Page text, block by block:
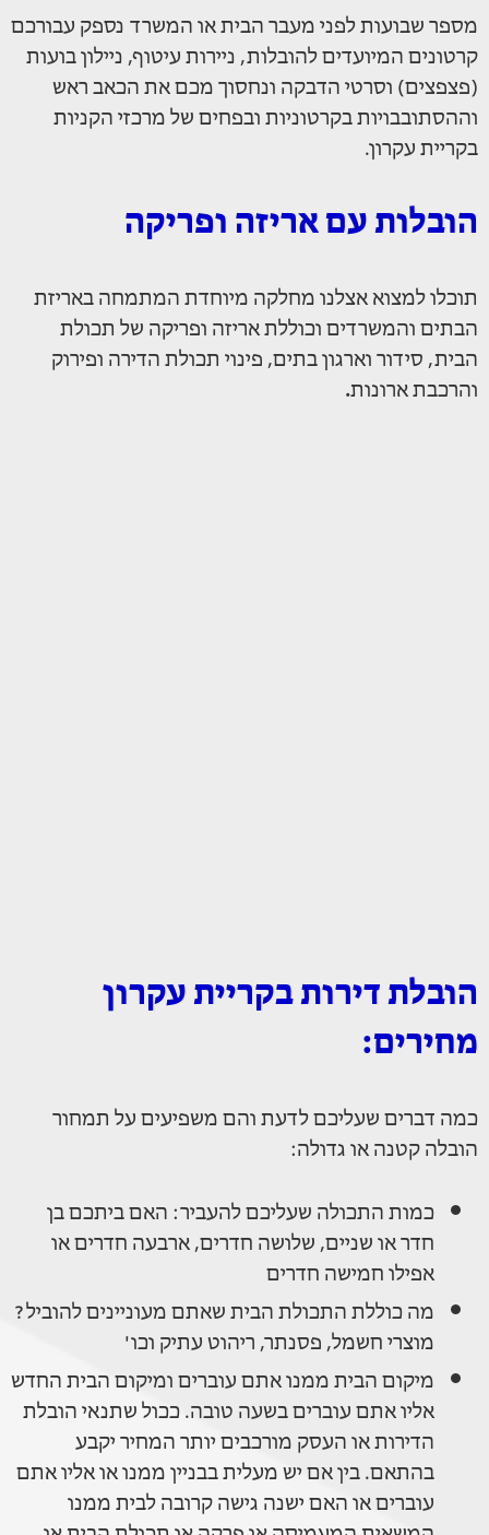
מספר שבועות לפני מעבר הבית או המשרד נספק עבורכם
קרטונים המיועדים להובלות, ניירות עיטוף, ניילון בועות
(פצפצים) וסרטי הדבקה ונחסוך מכם את הכאב ראש
וההסתובבויות בקרטוניות ובפחים של מרכזי הקניות
בקריית עקרון.
הובלות עם אריזה ופריקה
תוכלו למצוא אצלנו מחלקה מיוחדת המתמחה באריזת
הבתים והמשרדים וכוללת אריזה ופריקה של תכולת
הבית, סידור וארגון בתים, פינוי תכולת הדירה ופירוק
והרכבת ארונות.
הובלת דירות בקריית עקרון
מחירים:
כמה דברים שעליכם לדעת והם משפיעים על תמחור
הובלה קטנה או גדולה:
כמות התכולה שעליכם להעביר: האם ביתכם בן
חדר או שניים, שלושה חדרים, ארבעה חדרים או
אפילו חמישה חדרים
מה כוללת התכולת הבית שאתם מעוניינים להוביל?
מוצרי חשמל, פסנתר, ריהוט עתיק וכו'
מיקום הבית ממנו אתם עוברים ומיקום הבית החדש
אליו אתם עוברים בשעה טובה. ככול שתנאי הובלת
הדירות או העסק מורכבים יותר המחיר יקבע
בהתאם. בין אם יש מעלית בבניין ממנו או אליו אתם
עוברים או האם ישנה גישה קרובה לבית ממנו